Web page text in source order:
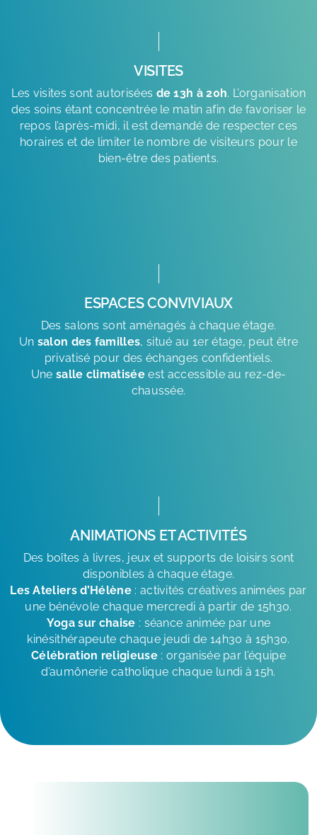
VISITES
Les visites sont autorisées de 13h à 20h. L’organisation
des soins étant concentrée le matin afin de favoriser le
repos l’après-midi, il est demandé de respecter ces
horaires et de limiter le nombre de visiteurs pour le
bien-être des patients.
ESPACES CONVIVIAUX
Des salons sont aménagés à chaque étage.
Un salon des familles, situé au 1er étage, peut être
privatisé pour des échanges confidentiels.
Une salle climatisée est accessible au rez-de-
chaussée.
ANIMATIONS ET ACTIVITÉS
Des boîtes à livres, jeux et supports de loisirs sont
disponibles à chaque étage.
Les Ateliers d’Hélène: activités créatives animées par
une bénévole chaque mercredi à partir de 15h30.
Yoga sur chaise : séance animée par une
kinésithérapeute chaque jeudi de 14h30 à 15h30.
Célébration religieuse : organisée par l’équipe
d’aumônerie catholique chaque lundi à 15h.